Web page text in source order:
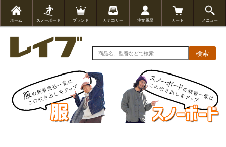
ホーム スノーボード ブランド カテゴリー 注文履歴 カート メニュー
検索